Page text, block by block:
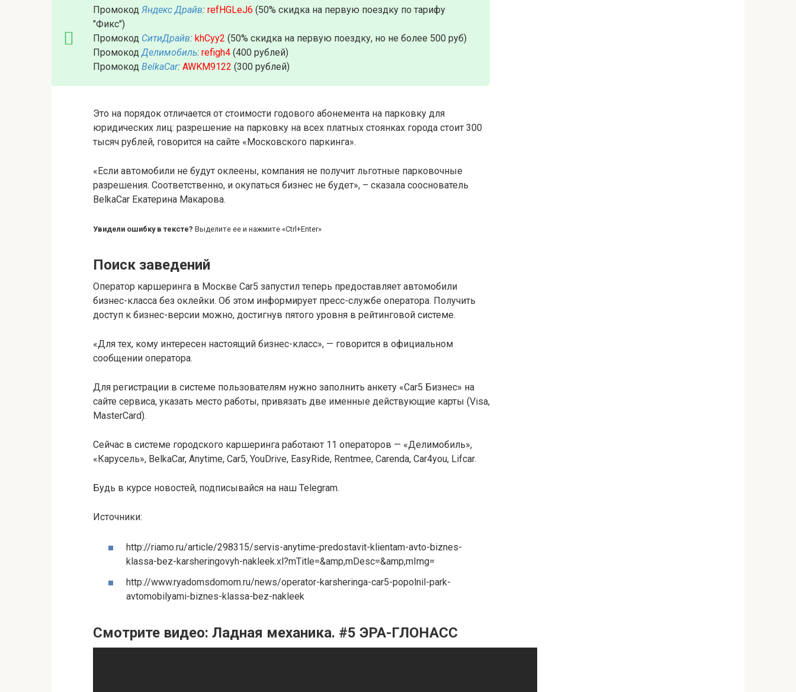
Промокод Яндекс Драйв: refHGLeJ6 (50% скидка на первую поездку по тарифу
"Фикс")
Промокод СитиДрайв: khCyy2 (50% скидка на первую поездку, но не более 500 руб)
Промокод Делимобиль: refigh4 (400 рублей)
Промокод BelkaCar: AWKM9122 (300 рублей)
Это на порядок отличается от стоимости годового абонемента на парковку для
юридических лиц: разрешение на парковку на всех платных стоянках города стоит 300
тысяч рублей, говорится на сайте «Московского паркинга».
«Если автомобили не будут оклеены, компания не получит льготные парковочные
разрешения. Соответственно, и окупаться бизнес не будет», – сказала сооснователь
BelkaCar Екатерина Макарова.
Увидели ошибку в тексте? Выделите ее и нажмите «Ctrl+Enter»
Поиск заведений
Оператор каршеринга в Москве Car5 запустил теперь предоставляет автомобили
бизнес-класса без оклейки. Об этом информирует пресс-службе оператора. Получить
доступ к бизнес-версии можно, достигнув пятого уровня в рейтинговой системе.
«Для тех, кому интересен настоящий бизнес-класс», — говорится в официальном
сообщении оператора.
Для регистрации в системе пользователям нужно заполнить анкету «Car5 Бизнес» на
сайте сервиса, указать место работы, привязать две именные действующие карты (Visa,
MasterCard).
Сейчас в системе городского каршеринга работают 11 операторов — «Делимобиль»,
«Карусель», BelkaCar, Anytime, Car5, YouDrive, EasyRide, Rentmee, Carenda, Car4you, Lifcar.
Будь в курсе новостей, подписывайся на наш Telegram.
Источники:
http://riamo.ru/article/298315/servis-anytime-predostavit-klientam-avto-biznes-
klassa-bez-karsheringovyh-nakleek.xl?mTitle=&amp,mDesc=&amp,mImg=
http://www.ryadomsdomom.ru/news/operator-karsheringa-car5-popolnil-park-
avtomobilyami-biznes-klassa-bez-nakleek
Смотрите видео: Ладная механика. #5 ЭРА-ГЛОНАСС